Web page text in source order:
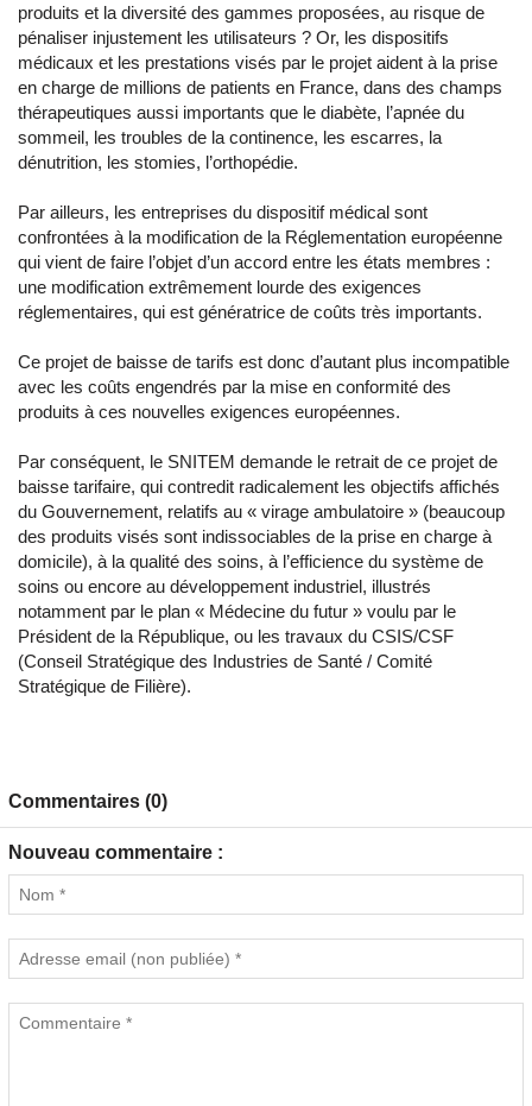
produits et la diversité des gammes proposées, au risque de
pénaliser injustement les utilisateurs ? Or, les dispositifs
médicaux et les prestations visés par le projet aident à la prise
en charge de millions de patients en France, dans des champs
thérapeutiques aussi importants que le diabète, l’apnée du
sommeil, les troubles de la continence, les escarres, la
dénutrition, les stomies, l’orthopédie.
Par ailleurs, les entreprises du dispositif médical sont
confrontées à la modification de la Réglementation européenne
qui vient de faire l’objet d’un accord entre les états membres :
une modification extrêmement lourde des exigences
réglementaires, qui est génératrice de coûts très importants.
Ce projet de baisse de tarifs est donc d’autant plus incompatible
avec les coûts engendrés par la mise en conformité des
produits à ces nouvelles exigences européennes.
Par conséquent, le SNITEM demande le retrait de ce projet de
baisse tarifaire, qui contredit radicalement les objectifs affichés
du Gouvernement, relatifs au « virage ambulatoire » (beaucoup
des produits visés sont indissociables de la prise en charge à
domicile), à la qualité des soins, à l’efficience du système de
soins ou encore au développement industriel, illustrés
notamment par le plan « Médecine du futur » voulu par le
Président de la République, ou les travaux du CSIS/CSF
(Conseil Stratégique des Industries de Santé / Comité
Stratégique de Filière).
Commentaires (0)
Nouveau commentaire :